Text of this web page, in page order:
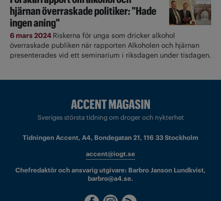
hjärnan överraskade politiker: "Hade
ingen aning"
6 mars 2024 Riskerna för unga som dricker alkohol
överraskade publiken när rapporten Alkoholen och hjärnan
presenterades vid ett seminarium i riksdagen under tisdagen.
Sveriges största tidning om droger och nykterhet
Tidningen Accent, A4, Bondegatan 21, 116 33 Stockholm
accent@iogt.se
Chefredaktör och ansvarig utgivare: Barbro Janson Lundkvist,
barbro@a4.se.